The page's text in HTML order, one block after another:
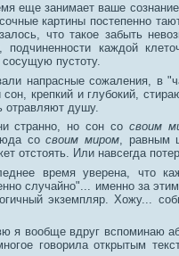
еще занимает ваше
картины постепенно
что такое забыть
подчиненности каждой
сосущую пустоту.
напрасные сожаления, в
сон, крепкий и глубокий,
отравляют душу.
странно, но сон со своим
сосвоим миром, равным
отстоять. Или навсегда
время уверена, что
случайно"... именно за
экземпляр. Хожу...
я вообще вдруг вспоминаю
говорила открытым